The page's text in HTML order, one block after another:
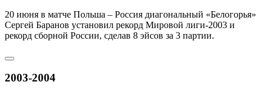
20 июня в матче Польша – Россия диагональный «Белогорья»
Сергей Баранов установил рекорд Мировой лиги-2003 и
рекорд сборной России, сделав 8 эйсов за 3 партии.
2003-2004